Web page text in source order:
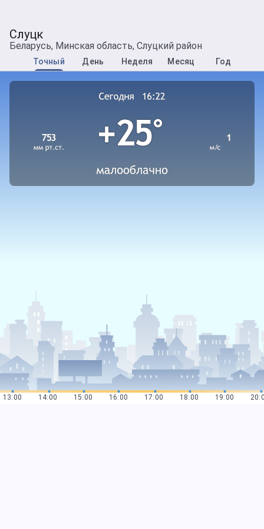
Слуцк
Беларусь, Минская область, Слуцкий район
Точный День Неделя Месяц Год
13:00 14:00 15:00 16:00 17:00 18:00 19:00